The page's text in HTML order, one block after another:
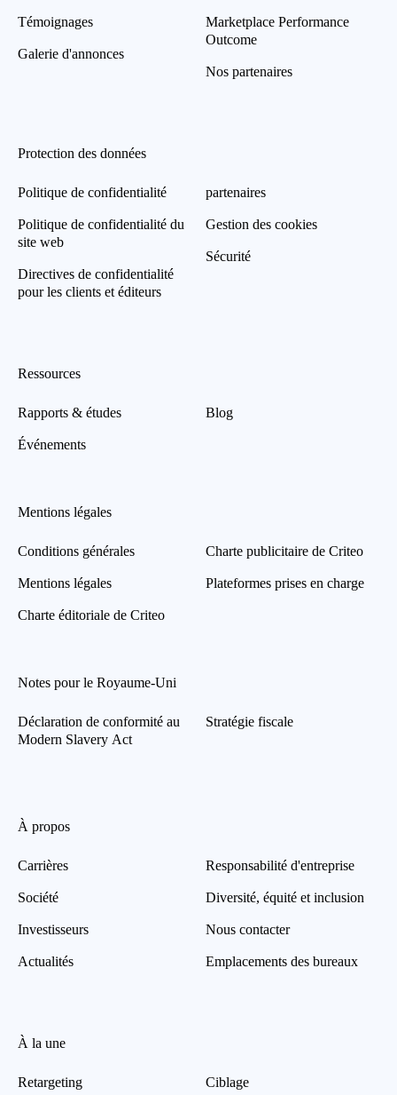
Témoignages
Galerie d'annonces
Marketplace Performance
Outcome
Nos partenaires
Protection des données
Politique de confidentialité
Politique de confidentialité du
site web
Directives de confidentialité
pour les clients et éditeurs
partenaires
Gestion des cookies
Sécurité
Ressources
Rapports & études
Événements
Blog
Mentions légales
Conditions générales
Mentions légales
Charte éditoriale de Criteo
Charte publicitaire de Criteo
Plateformes prises en charge
Notes pour le Royaume-Uni
Déclaration de conformité au
Modern Slavery Act
Stratégie fiscale
À propos
Carrières
Société
Investisseurs
Actualités
Responsabilité d'entreprise
Diversité, équité et inclusion
Nous contacter
Emplacements des bureaux
À la une
Retargeting Ciblage